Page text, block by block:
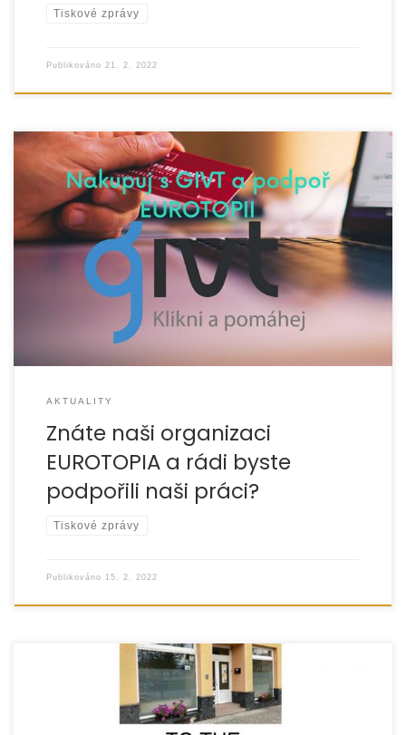
Tiskové zprávy
Publikováno 21. 2. 2022
Máme pro vás tip, jak to udělat… Nakupujte ONLINE ve
vybraných e-shopech a svým nákupem přispějte na
společensky prospěšné projekty. »
AKTUALITY
Znáte naši organizaci
EUROTOPIA a rádi byste
podpořili naši práci?
Tiskové zprávy
Publikováno 15. 2. 2022